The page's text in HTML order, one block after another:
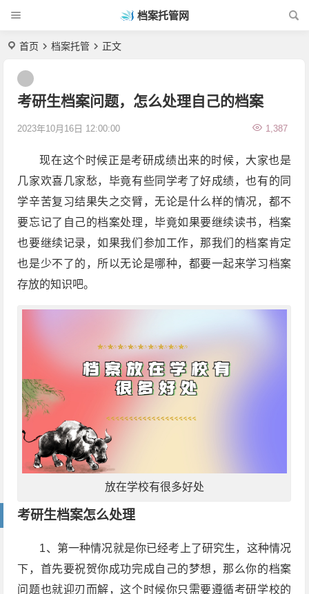
档案托管网
首页 档案托管 正文
考研生档案问题，怎么处理自己的档案
2023年10月16日 12:00:00 1,387
现在这个时候正是考研成绩出来的时候，大家也是
几家欢喜几家愁，毕竟有些同学考了好成绩，也有的同
学辛苦复习结果失之交臂，无论是什么样的情况，都不
要忘记了自己的档案处理，毕竟如果要继续读书，档案
也要继续记录，如果我们参加工作，那我们的档案肯定
也是少不了的，所以无论是哪种，都要一起来学习档案
存放的知识吧。
放在学校有很多好处
考研生档案怎么处理
1、第一种情况就是你已经考上了研究生，这种情况
下，首先要祝贺你成功完成自己的梦想，那么你的档案
问题也就迎刃而解，这个时候你只需要遵循考研学校的